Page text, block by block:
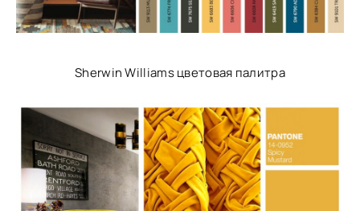
Sherwin Williams цветовая палитра